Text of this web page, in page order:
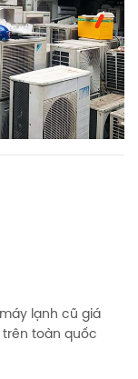
lạnh cũ giá
trên toàn quốc